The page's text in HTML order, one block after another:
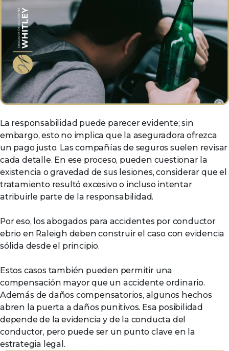
La responsabilidad puede parecer evidente; sin
embargo, esto no implica que la aseguradora ofrezca
un pago justo. Las compañías de seguros suelen revisar
cada detalle. En ese proceso, pueden cuestionar la
existencia o gravedad de sus lesiones, considerar que el
tratamiento resultó excesivo o incluso intentar
atribuirle parte de la responsabilidad.
Por eso, los abogados para accidentes por conductor
ebrio en Raleigh deben construir el caso con evidencia
sólida desde el principio.
Estos casos también pueden permitir una
compensación mayor que un accidente ordinario.
Además de daños compensatorios, algunos hechos
abren la puerta a daños punitivos. Esa posibilidad
depende de la evidencia y de la conducta del
conductor, pero puede ser un punto clave en la
estrategia legal.